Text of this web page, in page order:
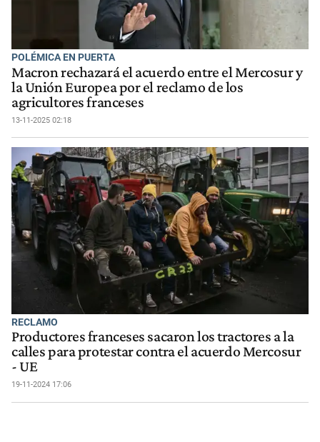
POLÉMICA EN PUERTA
Macron rechazará el acuerdo entre el Mercosur y
la Unión Europea por el reclamo de los
agricultores franceses
13-11-2025 02:18
RECLAMO
Productores franceses sacaron los tractores a la
calles para protestar contra el acuerdo Mercosur
- UE
19-11-2024 17:06